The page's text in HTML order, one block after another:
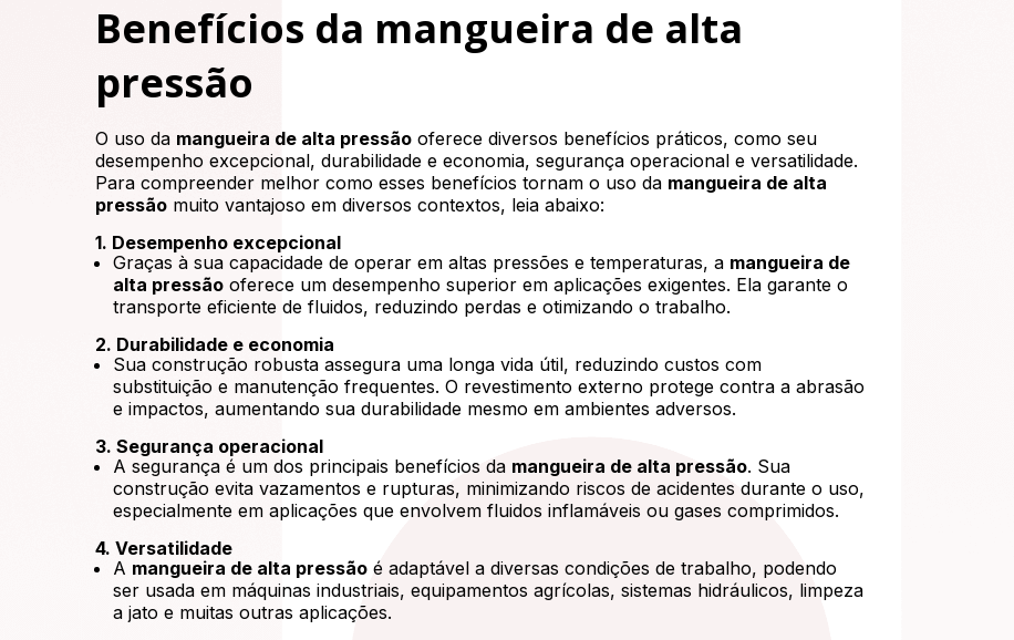
Benefícios da mangueira de alta
pressão
O uso da mangueira de alta pressão oferece diversos benefícios práticos, como seu
desempenho excepcional, durabilidade e economia, segurança operacional e versatilidade.
Para compreender melhor como esses benefícios tornam o uso da mangueira de alta
pressão muito vantajoso em diversos contextos, leia abaixo:
1. Desempenho excepcional
Graças à sua capacidade de operar em altas pressões e temperaturas, a mangueira de
alta pressão oferece um desempenho superior em aplicações exigentes. Ela garante o
transporte eficiente de fluidos, reduzindo perdas e otimizando o trabalho.
2. Durabilidade e economia
Sua construção robusta assegura uma longa vida útil, reduzindo custos com
substituição e manutenção frequentes. O revestimento externo protege contra a abrasão
e impactos, aumentando sua durabilidade mesmo em ambientes adversos.
3. Segurança operacional
A segurança é um dos principais benefícios da mangueira de alta pressão. Sua
construção evita vazamentos e rupturas, minimizando riscos de acidentes durante o uso,
especialmente em aplicações que envolvem fluidos inflamáveis ou gases comprimidos.
4. Versatilidade
A mangueira de alta pressão é adaptável a diversas condições de trabalho, podendo
ser usada em máquinas industriais, equipamentos agrícolas, sistemas hidráulicos, limpeza
a jato e muitas outras aplicações.